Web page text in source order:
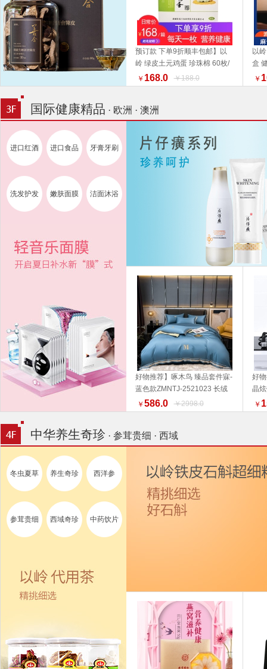
预订款 下单9折顺丰包邮】以
岭 绿皮土元鸡蛋 珍珠棉 60枚/
箱【收到货之后尽快至冰箱贮
存】福利组合 好物推荐礼盒推
￥ 168.0 ￥188.0
以
盒
好
￥
国际健康精品 · 欧洲 · 澳洲
进口红酒 进口食品 牙膏牙刷
洗发护发 嫩肤面膜 洁面沐浴
好物推荐】啄木鸟 臻品套件寐-
蓝色款ZMNTJ-2521023 长绒
棉 家纺 品质生活 健康生活家居
特惠促销】】 家纺
￥ 586.0 ￥2998.0
好
晶
14
换
￥
中华养生奇珍 · 参茸贵细 · 西域
冬虫夏草 养生奇珍 西洋参
参茸贵细 西域奇珍 中药饮片